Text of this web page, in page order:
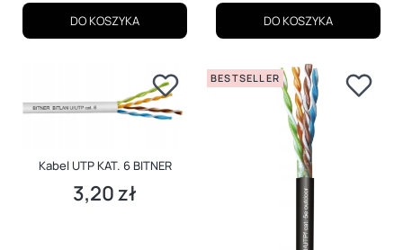
DO KOSZYKA DO KOSZYKA
Kabel UTP KAT. 6 BITNER
Cena
3,20 zł
BESTSELLER